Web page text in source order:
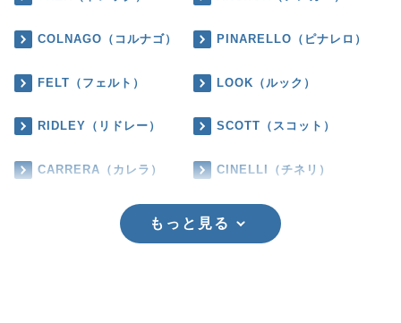
COLNAGO（コルナゴ） PINARELLO（ピナレロ）
FELT（フェルト） LOOK（ルック）
RIDLEY（リドレー） SCOTT（スコット）
CARRERA（カレラ） CINELLI（チネリ）
もっと見る